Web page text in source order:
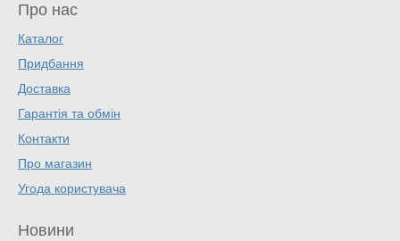
Про нас
Каталог
Придбання
Доставка
Гарантія та обмін
Контакти
Про магазин
Угода користувача
Новини